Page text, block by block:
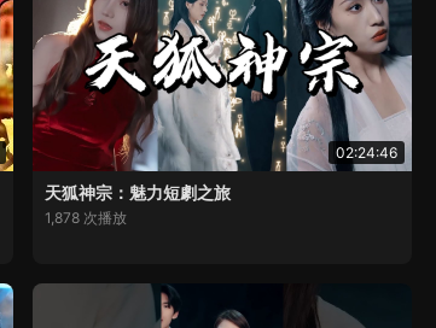
02:24:46
天狐神宗：魅力短劇之旅
1,878 次播放